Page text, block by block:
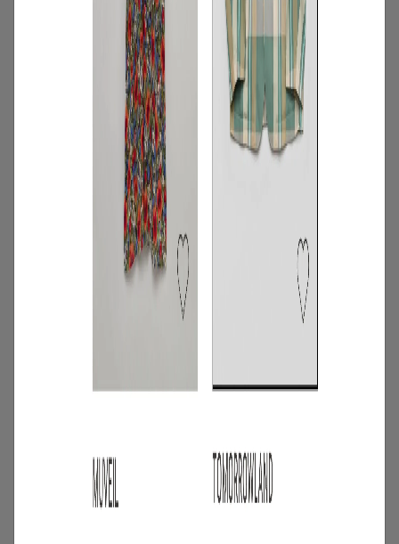
特集
スタッフに聞いた！レンタルして良かっ
たモノ【リアルレビュー#10】
2026.07.28